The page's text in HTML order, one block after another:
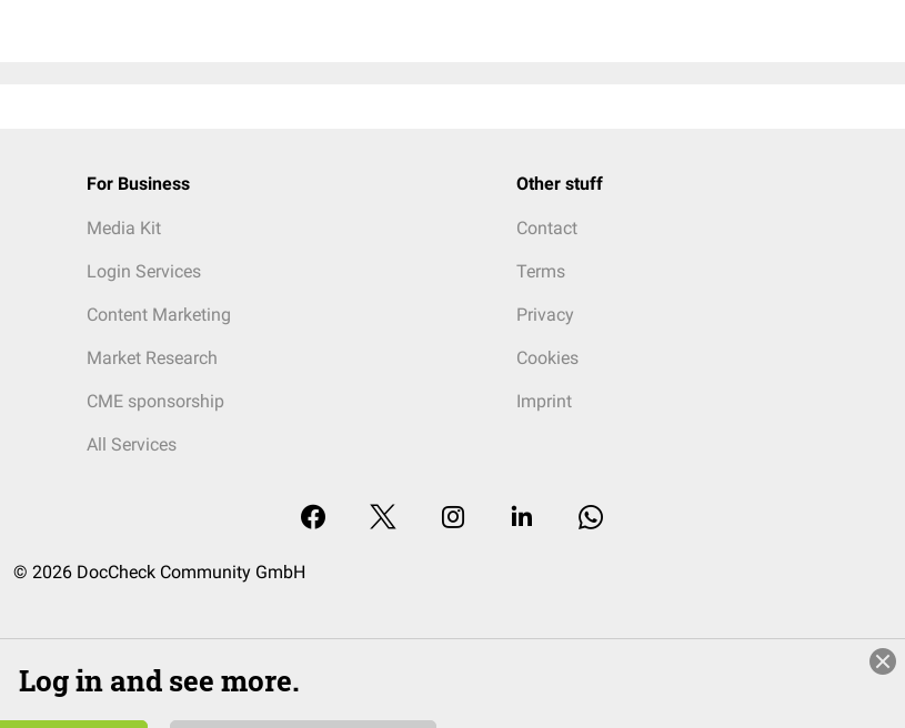
For Business
Media Kit
Login Services
Content Marketing
Market Research
CME sponsorship
All Services
Other stuff
Contact
Terms
Privacy
Cookies
Imprint
© 2026 DocCheck Community GmbH
Log in and see more.